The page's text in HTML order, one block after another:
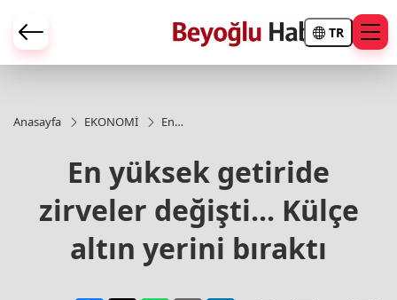
TR
Anasayfa EKONOMİ
En
zirveler
değişti...
Külçe
altın
bıraktı
En yüksek getiride
zirveler değişti... Külçe
altın yerini bıraktı